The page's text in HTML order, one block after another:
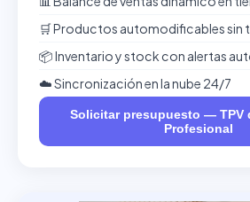
🛒 Productos automodificables sin
📦 Inventario y stock con alertas
☁️ Sincronización en la nube 24/7
Solicitar presupuesto — TPV
Profesional